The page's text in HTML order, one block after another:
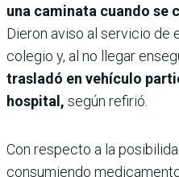
una caminata cuando se
Dieron aviso al servicio de
colegio y, al no llegar
trasladó en vehículo
hospital, según refirió.
Con respecto a la
consumiendo